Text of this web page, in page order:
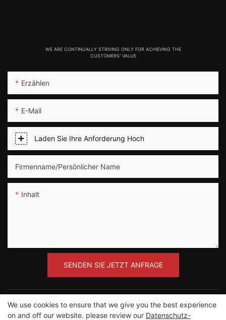
WE ARE CONTINUALLY STRIVING ONLY FOR ACHIEVING THE
CUSTOMERS' VALUE
Erzählen
E-Mail
Laden Sie Ihre Anforderung Hoch
Firmenname/persönlicher Name
Inhalt
SENDEN SIE JETZT ANFRAGE
We use cookies to ensure that we give you the best experience
on and off our website. please review our Datenschutz-